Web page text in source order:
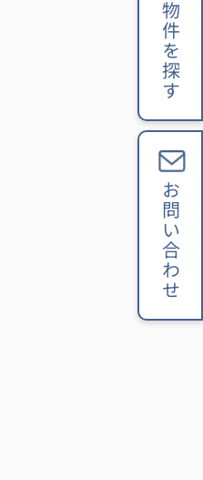
物件を探す
お問い合わせ